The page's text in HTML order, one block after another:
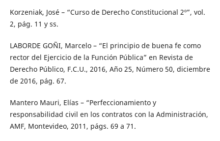
Korzeniak, José – “Curso de Derecho Constitucional 2º”, vol.
2, pág. 11 y ss.
LABORDE GOÑI, Marcelo – “El principio de buena fe como
rector del Ejercicio de la Función Pública” en Revista de
Derecho Público, F.C.U., 2016, Año 25, Número 50, diciembre
de 2016, pág. 67.
Mantero Mauri, Elías – “Perfeccionamiento y
responsabilidad civil en los contratos con la Administración,
AMF, Montevideo, 2011, págs. 69 a 71.